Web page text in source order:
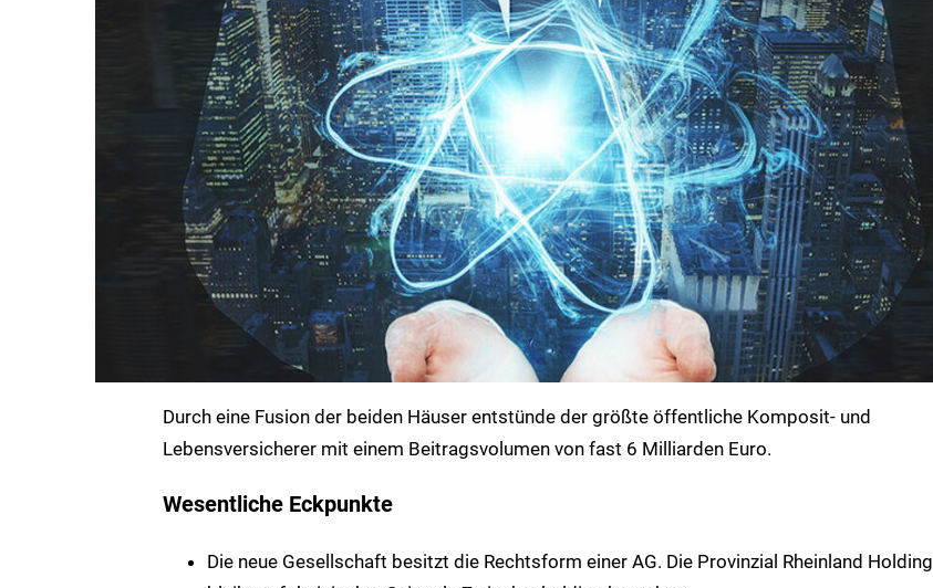
Durch eine Fusion der beiden Häuser entstünde der größte öffentliche Komposit- und
Lebensversicherer mit einem Beitragsvolumen von fast 6 Milliarden Euro.
Wesentliche Eckpunkte
Die neue Gesellschaft besitzt die Rechtsform einer AG. Die Provinzial Rheinland Holding